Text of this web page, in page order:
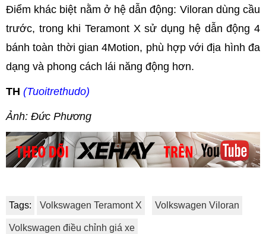
Điểm khác biệt nằm ở hệ dẫn động: Viloran dùng cầu
trước, trong khi Teramont X sử dụng hệ dẫn động 4
bánh toàn thời gian 4Motion, phù hợp với địa hình đa
dạng và phong cách lái năng động hơn.
TH (Tuoitrethudo)
Ảnh: Đức Phương
Tags: Volkswagen Teramont X Volkswagen Viloran
Volkswagen điều chỉnh giá xe